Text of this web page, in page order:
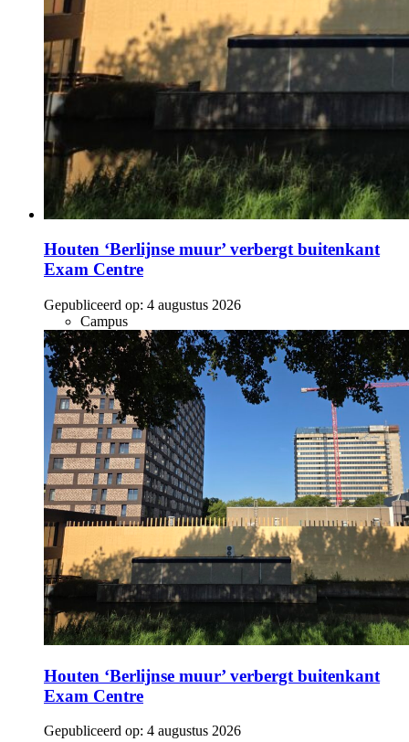
Houten ‘Berlijnse muur’ verbergt buitenkant
Exam Centre
Gepubliceerd op: 4 augustus 2026
Campus
Houten ‘Berlijnse muur’ verbergt buitenkant
Exam Centre
Gepubliceerd op: 4 augustus 2026